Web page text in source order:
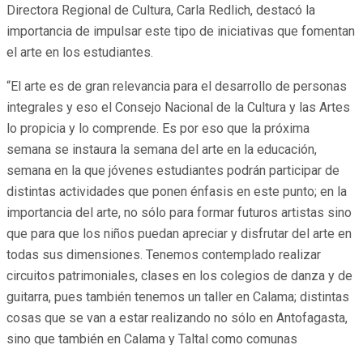
Directora Regional de Cultura, Carla Redlich, destacó la
importancia de impulsar este tipo de iniciativas que fomentan
el arte en los estudiantes.
“El arte es de gran relevancia para el desarrollo de personas
integrales y eso el Consejo Nacional de la Cultura y las Artes
lo propicia y lo comprende. Es por eso que la próxima
semana se instaura la semana del arte en la educación,
semana en la que jóvenes estudiantes podrán participar de
distintas actividades que ponen énfasis en este punto; en la
importancia del arte, no sólo para formar futuros artistas sino
que para que los niños puedan apreciar y disfrutar del arte en
todas sus dimensiones. Tenemos contemplado realizar
circuitos patrimoniales, clases en los colegios de danza y de
guitarra, pues también tenemos un taller en Calama; distintas
cosas que se van a estar realizando no sólo en Antofagasta,
sino que también en Calama y Taltal como comunas